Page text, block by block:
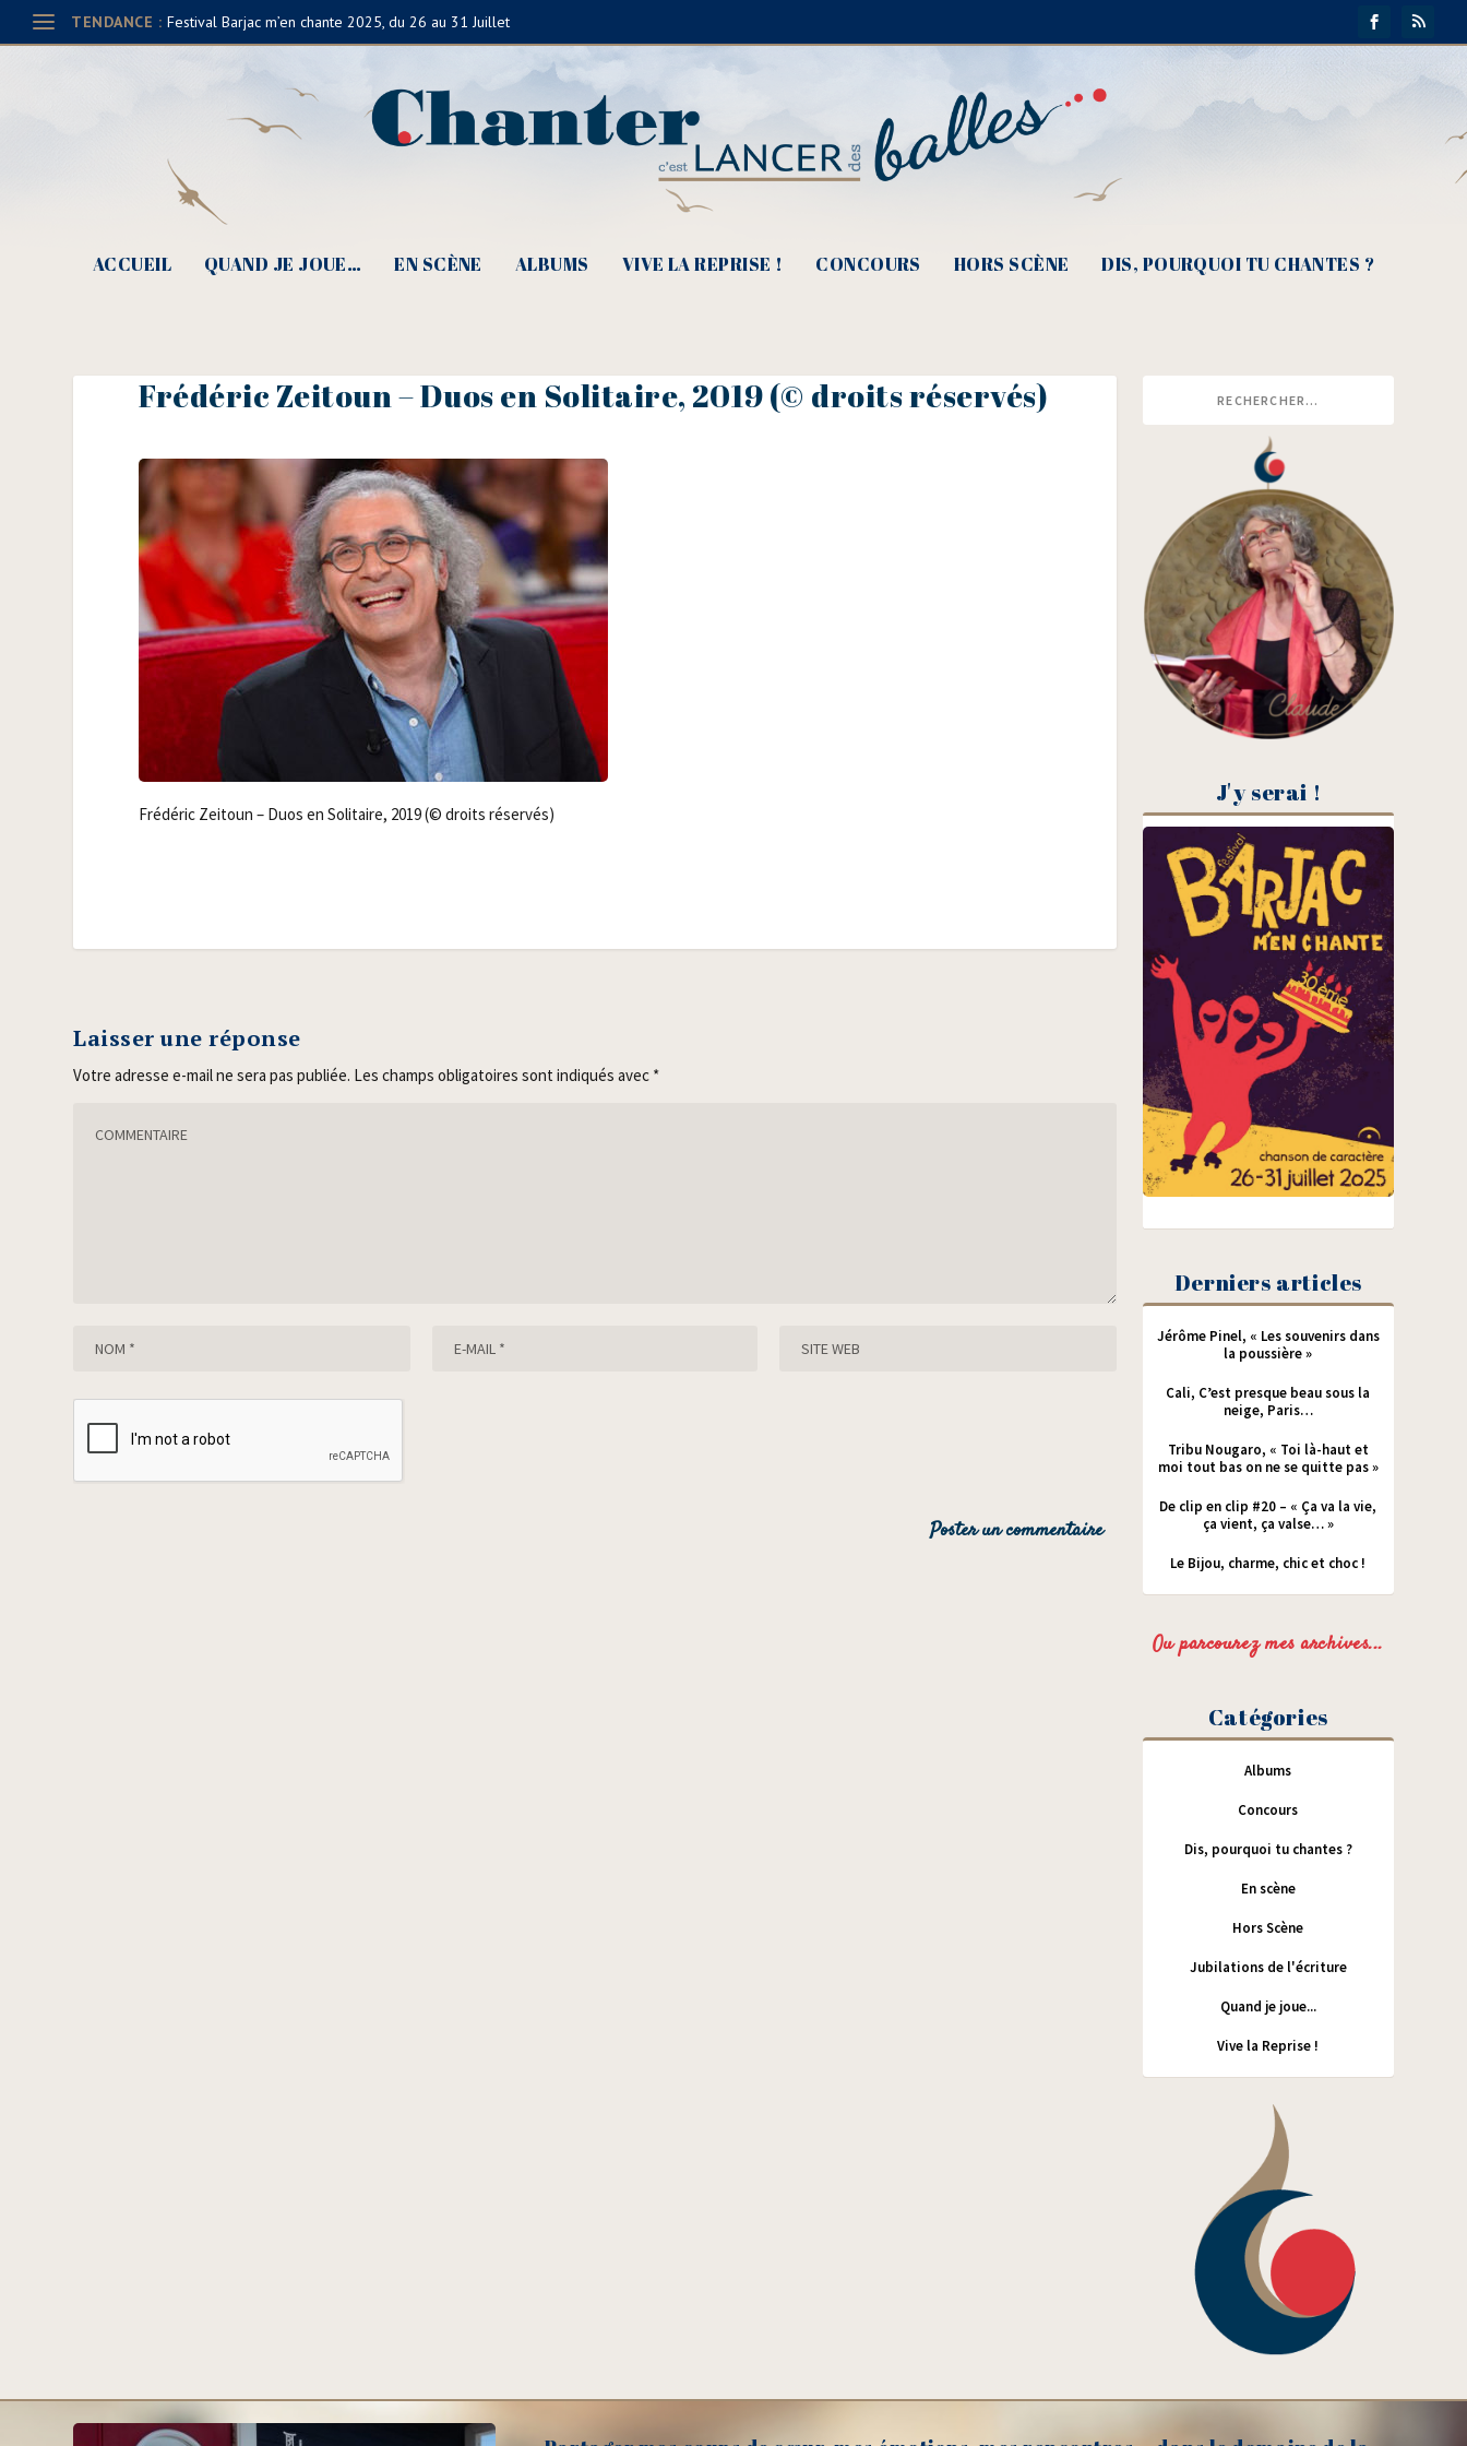
TENDANCE : Festival Barjac m’en chante 2025, du 26 au 31 Juillet
ACCUEIL QUAND JE JOUE… EN SCÈNE ALBUMS VIVE LA REPRISE ! CONCOURS HORS SCÈNE DIS, POURQUOI TU CHANTES ?
Frédéric Zeitoun – Duos en Solitaire, 2019 (© droits réservés)
Fré­dé­ric Zei­toun – Duos en Soli­taire, 2019 (© droits réservés)
Laisser une réponse
Votre adresse e-mail ne sera pas publiée. Les champs obligatoires sont indiqués avec *
J'y serai !
Derniers articles
Jérôme Pinel, « Les souvenirs dans
la poussière »
Cali, C’est presque beau sous la
neige, Paris…
Tribu Nougaro, « Toi là-haut et
moi tout bas on ne se quitte pas »
De clip en clip #20 – « Ça va la vie,
ça vient, ça valse… »
Le Bijou, charme, chic et choc !
Ou parcourez mes archives...
Catégories
Albums
Concours
Dis, pourquoi tu chantes ?
En scène
Hors Scène
Jubilations de l'écriture
Quand je joue...
Vive la Reprise !